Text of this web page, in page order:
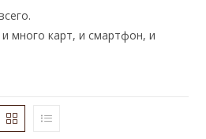
много карт, и смартфон, и